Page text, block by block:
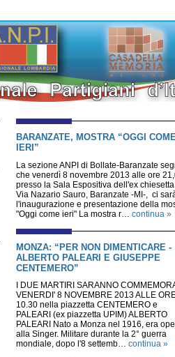
BARANZATE, MOSTRA “OGGI
IERI”
La sezione ANPI di Bollate-Baranzate
che venerdì 8 novembre 2013 alle ore
presso la Sala Espositiva dell'ex
Via Nazario Sauro, Baranzate -MI-, ci
l'inaugurazione e presentazione della
"Oggi come ieri" La mostra r… continua »
MONZA: “PER NON DIMENTICARE -
ALBERTO PALEARI E GIUSEPPE
CENTEMERO”
I DUE MARTIRI SARANNO
VENERDI' 8 NOVEMBRE 2013 ALLE
10.30 nella piazzetta CENTEMERO e
PALEARI (ex piazzetta UPIM) ALBERTO
PALEARI Nato a Monza nel 1916, era
alla Singer. Militare durante la 2° guerra
mondiale, dopo l'8 settemb… continua »